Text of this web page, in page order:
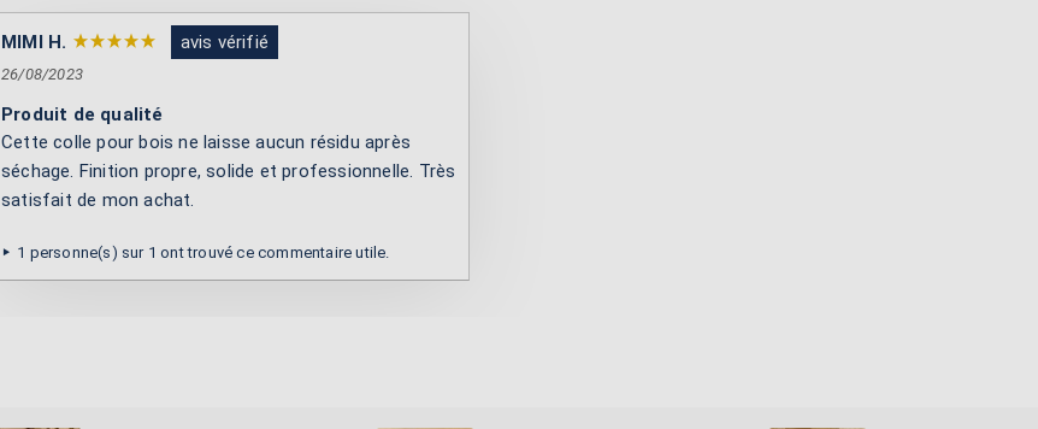
MIMI H. avis vérifié
26/08/2023
Produit de qualité
Cette colle pour bois ne laisse aucun résidu après
séchage. Finition propre, solide et professionnelle. Très
satisfait de mon achat.
1 personne(s) sur 1 ont trouvé ce commentaire utile.